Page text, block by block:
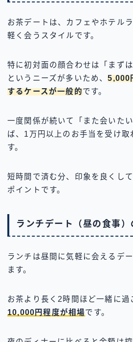
お茶デートは、カフェやホテル
軽く会うスタイルです。
特に初対面の顔合わせは「まず
というニーズが多いため、5,000
するケースが一般的です。
一度関係が続いて「また会いた
ば、1万円以上のお手当を受け取
す。
短時間で済む分、印象を良くし
ポイントです。
ランチデート（昼の食事）
ランチは昼間に気軽に会えるデ
ます。
お茶より長く2時間ほど一緒に過
10,000円程度が相場です。